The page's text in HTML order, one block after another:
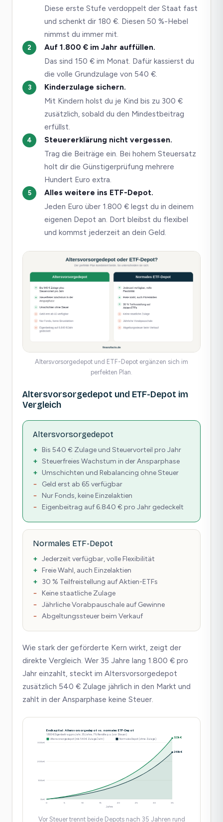
Diese erste Stufe verdoppelt der Staat fast
und schenkt dir 180 €. Diesen 50 %-Hebel
nimmst du immer mit.
Auf 1.800 € im Jahr auffüllen.
Das sind 150 € im Monat. Dafür kassierst du
die volle Grundzulage von 540 €.
Kinderzulage sichern.
Mit Kindern holst du je Kind bis zu 300 €
zusätzlich, sobald du den Mindestbeitrag
erfüllst.
Steuererklärung nicht vergessen.
Trag die Beiträge ein. Bei hohem Steuersatz
holt dir die Günstigerprüfung mehrere
Hundert Euro extra.
Alles weitere ins ETF-Depot.
Jeden Euro über 1.800 € legst du in deinem
eigenen Depot an. Dort bleibst du flexibel
und kommst jederzeit an dein Geld.
Altersvorsorgedepot und ETF-Depot ergänzen sich im
perfekten Plan.
Altersvorsorgedepot und ETF-Depot im
Vergleich
Altersvorsorgedepot
Bis 540 € Zulage und Steuervorteil pro Jahr
Steuerfreies Wachstum in der Ansparphase
Umschichten und Rebalancing ohne Steuer
Geld erst ab 65 verfügbar
Nur Fonds, keine Einzelaktien
Eigenbeitrag auf 6.840 € pro Jahr gedeckelt
Normales ETF-Depot
Jederzeit verfügbar, volle Flexibilität
Freie Wahl, auch Einzelaktien
30 % Teilfreistellung auf Aktien-ETFs
Keine staatliche Zulage
Jährliche Vorabpauschale auf Gewinne
Abgeltungssteuer beim Verkauf
Wie stark der geförderte Kern wirkt, zeigt der
direkte Vergleich. Wer 35 Jahre lang 1.800 € pro
Jahr einzahlt, steckt im Altersvorsorgedepot
zusätzlich 540 € Zulage jährlich in den Markt und
zahlt in der Ansparphase keine Steuer.
Endkapital: Altersvorsorgedepot vs. normales ETF-Depot
1.800 € Eigenbeitrag pro Jahr, 35 Jahre, 7% Rendite p.a. (vor Steuer)
0k €
100k €
200k €
300k €
0 5 10 15 20 25 30 35
Jahre
323k €
249k €
Altersvorsorgedepot (inkl. 540 € Zulage/Jahr) Normales Depot (ohne Zulage)
Vor Steuer trennt beide Depots nach 35 Jahren rund